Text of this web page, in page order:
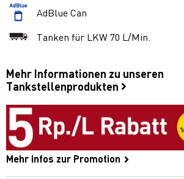
AdBlue Can
Tanken für LKW 70 L/Min.
Mehr Informationen zu unseren
Tankstellenprodukten
Mehr Infos zur Promotion